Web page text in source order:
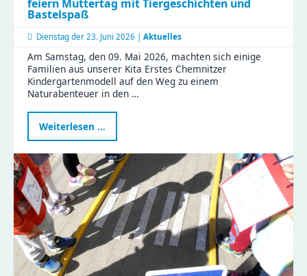
feiern Muttertag mit Tiergeschichten und
Bastelspaß
Dienstag der 23. Juni 2026 | Aktuelles
Am Samstag, den 09. Mai 2026, machten sich einige
Familien aus unserer Kita Erstes Chemnitzer
Kindergartenmodell auf den Weg zu einem
Naturabenteuer in den …
Weiterlesen …
im
Familien
feiern
Muttertag
mit
Tiergeschichten
und
Bastelspaß